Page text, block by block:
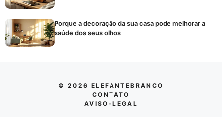
Porque a decoração da sua casa pode melhorar a
saúde dos seus olhos
© 2026 ELEFANTEBRANCO
CONTATO
AVISO-LEGAL